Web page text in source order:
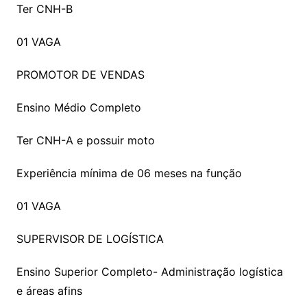
Ter CNH-B
01 VAGA
PROMOTOR DE VENDAS
Ensino Médio Completo
Ter CNH-A e possuir moto
Experiência mínima de 06 meses na função
01 VAGA
SUPERVISOR DE LOGÍSTICA
Ensino Superior Completo- Administração logística
e áreas afins